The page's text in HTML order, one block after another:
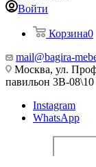
Войти
Корзина0
mail@bagira-
Москва, ул.
павильон 3В-08\10
Instagram
WhatsApp